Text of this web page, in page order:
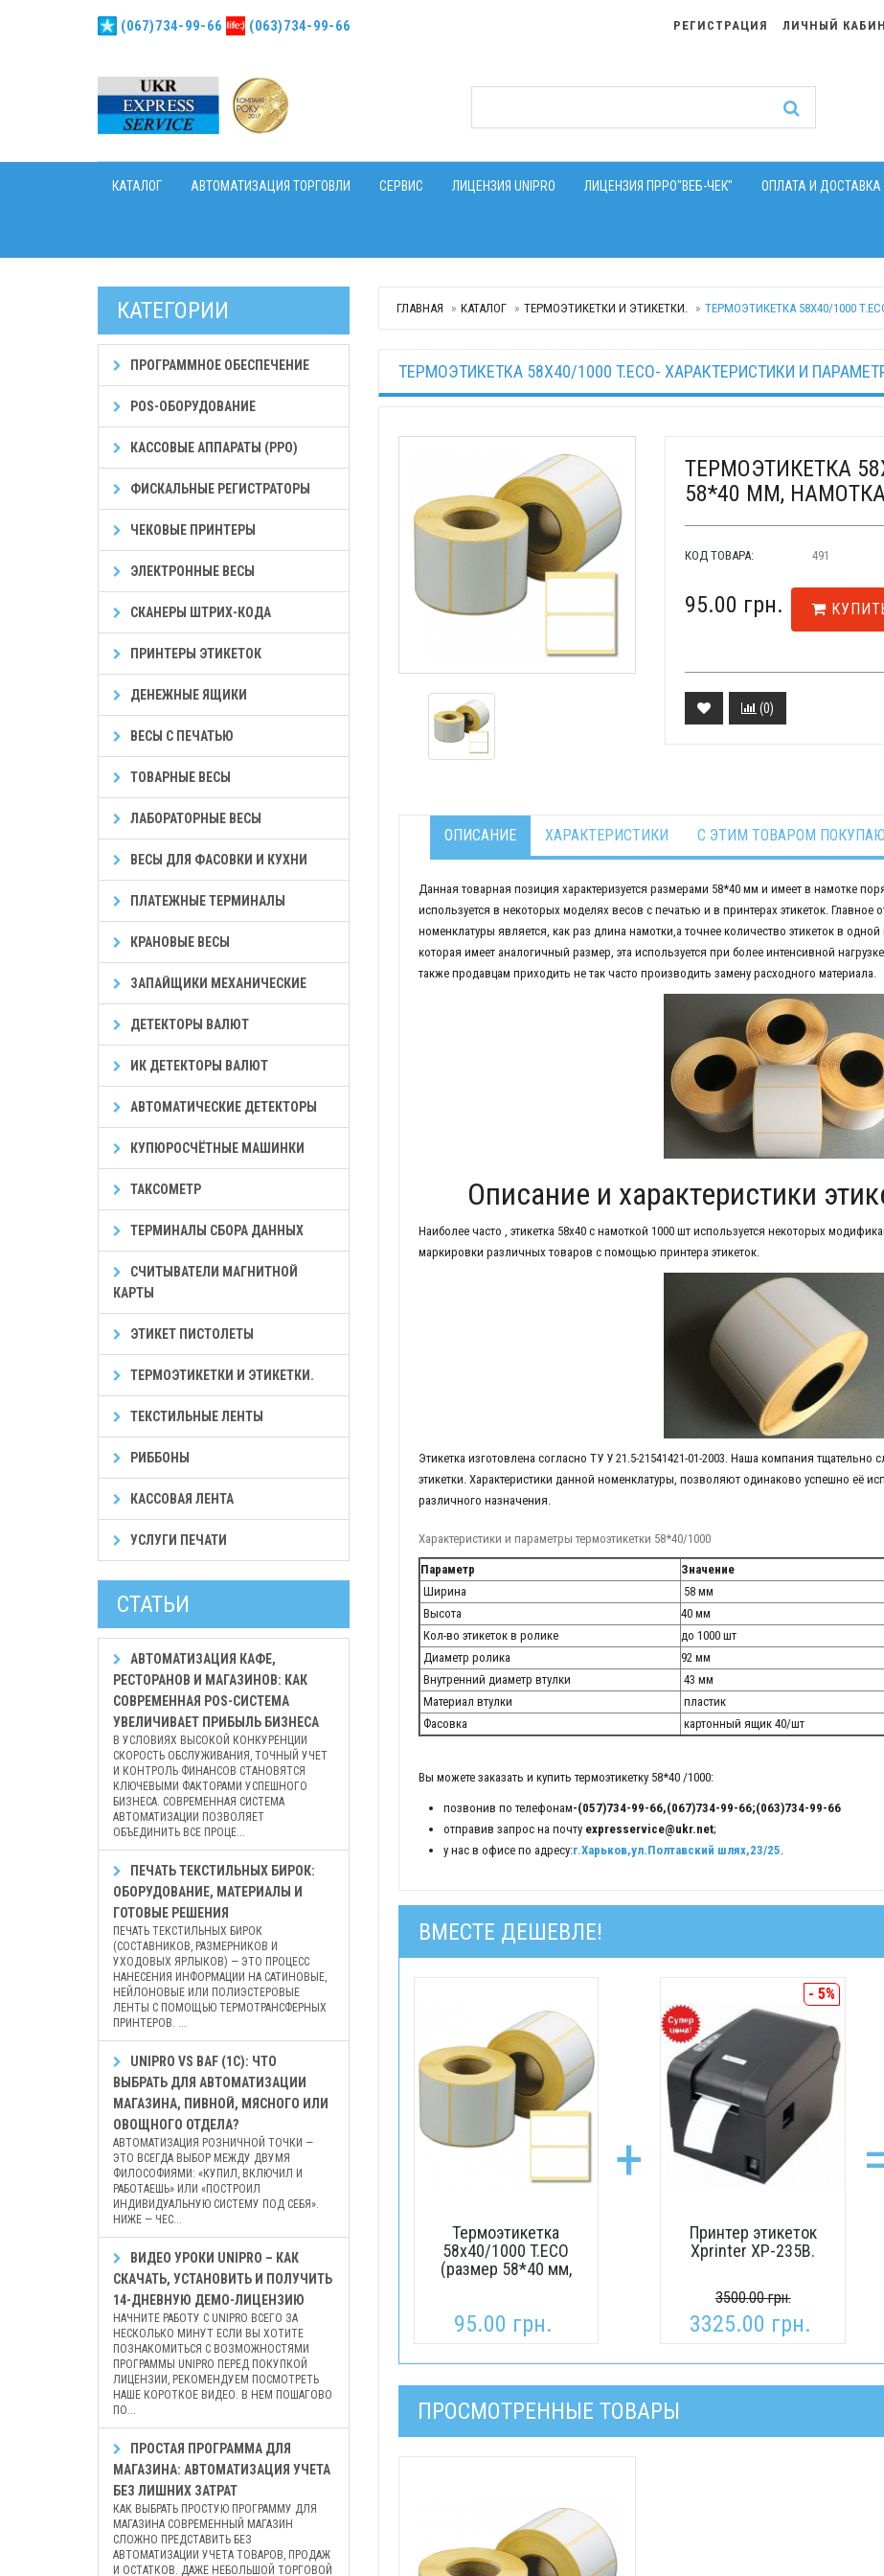
(067)734-99-66 (063)734-99-66 ЛИЧНЫЙ
РЕГИСТРАЦИЯ
КАТАЛОГ АВТОМАТИЗАЦИЯ ТОРГОВЛИ СЕРВИС ЛИЦЕНЗИЯ UNIPRO ЛИЦЕНЗИЯ ПРРО"ВЕБ-ЧЕК" ОПЛАТА И ДОСТАВКА
ГЛАВНАЯ КАТАЛОГ ТЕРМОЭТИКЕТКИ И ЭТИКЕТКИ. ТЕРМОЭТИКЕТКА 58Х40/1000
ТЕРМОЭТИКЕТКА 58Х40/1000 T.ECO- ХАРАКТЕРИСТИКИ И
ТЕРМОЭТИКЕТКА
58*40 ММ,
КОД ТОВАРА: 491
95.00 грн.
(0)
ОПИСАНИЕ ХАРАКТЕРИСТИКИ С ЭТИМ ТОВАРОМ
Данная товарная позиция характеризуется размерами 58*40 мм и имеет в намотке
используется в некоторых моделях весов с печатью и в принтерах этикеток. Главное
номенклатуры является, как раз длина намотки,а точнее количество этикеток в
которая имеет аналогичный размер, эта используется при более интенсивной
также продавцам приходить не так часто производить замену расходного материала.
Описание и характеристики
Наиболее часто , этикетка 58х40 с намоткой 1000 шт используется некоторых
маркировки различных товаров с помощью принтера этикеток.
Этикетка изготовлена согласно ТУ У 21.5-21541421-01-2003. Наша компания тщательно
этикетки. Характеристики данной номенклатуры, позволяют одинаково успешно её
различного назначения.
Характеристики и параметры термоэтикетки 58*40/1000
Параметр
Значение
Ширина
58 мм
Высота
40 мм
Кол-во этикеток в ролике
до 1000 шт
Диаметр ролика
92 мм
Внутренний диаметр втулки
43 мм
Материал втулки
пластик
Фасовка
картонный ящик 40/шт
Вы можете заказать и купить термоэтикетку 58*40 /1000:
позвонив по телефонам-(057)734-99-66,(067)734-99-66;(063)734-99-66
отправив запрос на почту expresservice@ukr.net;
у нас в офисе по адресу:г.Харьков,ул.Полтавский шлях,23/25.
ВМЕСТЕ ДЕШЕВЛЕ!
Термоэтикетка
58х40/1000 T.ECO
(размер 58*40 мм,
95.00 грн.
+
- 5%
Принтер этикеток
Xprinter XP-235B.
3500.00 грн.
3325.00 грн.
ПРОСМОТРЕННЫЕ ТОВАРЫ
КАТЕГОРИИ
ПРОГРАММНОЕ ОБЕСПЕЧЕНИЕ
POS-ОБОРУДОВАНИЕ
КАССОВЫЕ АППАРАТЫ (РРО)
ФИСКАЛЬНЫЕ РЕГИСТРАТОРЫ
ЧЕКОВЫЕ ПРИНТЕРЫ
ЭЛЕКТРОННЫЕ ВЕСЫ
СКАНЕРЫ ШТРИХ-КОДА
ПРИНТЕРЫ ЭТИКЕТОК
ДЕНЕЖНЫЕ ЯЩИКИ
ВЕСЫ С ПЕЧАТЬЮ
ТОВАРНЫЕ ВЕСЫ
ЛАБОРАТОРНЫЕ ВЕСЫ
ВЕСЫ ДЛЯ ФАСОВКИ И КУХНИ
ПЛАТЕЖНЫЕ ТЕРМИНАЛЫ
КРАНОВЫЕ ВЕСЫ
ЗАПАЙЩИКИ МЕХАНИЧЕСКИЕ
ДЕТЕКТОРЫ ВАЛЮТ
ИК ДЕТЕКТОРЫ ВАЛЮТ
АВТОМАТИЧЕСКИЕ ДЕТЕКТОРЫ
КУПЮРОСЧЁТНЫЕ МАШИНКИ
ТАКСОМЕТР
ТЕРМИНАЛЫ СБОРА ДАННЫХ
СЧИТЫВАТЕЛИ МАГНИТНОЙ
КАРТЫ
ЭТИКЕТ ПИСТОЛЕТЫ
ТЕРМОЭТИКЕТКИ И ЭТИКЕТКИ.
ТЕКСТИЛЬНЫЕ ЛЕНТЫ
РИББОНЫ
КАССОВАЯ ЛЕНТА
УСЛУГИ ПЕЧАТИ
СТАТЬИ
АВТОМАТИЗАЦИЯ КАФЕ,
РЕСТОРАНОВ И МАГАЗИНОВ: КАК
СОВРЕМЕННАЯ POS-СИСТЕМА
УВЕЛИЧИВАЕТ ПРИБЫЛЬ БИЗНЕСА
В УСЛОВИЯХ ВЫСОКОЙ КОНКУРЕНЦИИ
СКОРОСТЬ ОБСЛУЖИВАНИЯ, ТОЧНЫЙ УЧЕТ
И КОНТРОЛЬ ФИНАНСОВ СТАНОВЯТСЯ
КЛЮЧЕВЫМИ ФАКТОРАМИ УСПЕШНОГО
БИЗНЕСА. СОВРЕМЕННАЯ СИСТЕМА
АВТОМАТИЗАЦИИ ПОЗВОЛЯЕТ
ОБЪЕДИНИТЬ ВСЕ ПРОЦЕ...
ПЕЧАТЬ ТЕКСТИЛЬНЫХ БИРОК:
ОБОРУДОВАНИЕ, МАТЕРИАЛЫ И
ГОТОВЫЕ РЕШЕНИЯ
ПЕЧАТЬ ТЕКСТИЛЬНЫХ БИРОК
(СОСТАВНИКОВ, РАЗМЕРНИКОВ И
УХОДОВЫХ ЯРЛЫКОВ) — ЭТО ПРОЦЕСС
НАНЕСЕНИЯ ИНФОРМАЦИИ НА САТИНОВЫЕ,
НЕЙЛОНОВЫЕ ИЛИ ПОЛИЭСТЕРОВЫЕ
ЛЕНТЫ С ПОМОЩЬЮ ТЕРМОТРАНСФЕРНЫХ
ПРИНТЕРОВ. ...
UNIPRO VS BAF (1С): ЧТО
ВЫБРАТЬ ДЛЯ АВТОМАТИЗАЦИИ
МАГАЗИНА, ПИВНОЙ, МЯСНОГО ИЛИ
ОВОЩНОГО ОТДЕЛА?
АВТОМАТИЗАЦИЯ РОЗНИЧНОЙ ТОЧКИ —
ЭТО ВСЕГДА ВЫБОР МЕЖДУ ДВУМЯ
ФИЛОСОФИЯМИ: «КУПИЛ, ВКЛЮЧИЛ И
РАБОТАЕШЬ» ИЛИ «ПОСТРОИЛ
ИНДИВИДУАЛЬНУЮ СИСТЕМУ ПОД СЕБЯ».
НИЖЕ — ЧЕС...
ВИДЕО УРОКИ UNIPRO – КАК
СКАЧАТЬ, УСТАНОВИТЬ И ПОЛУЧИТЬ
14-ДНЕВНУЮ ДЕМО-ЛИЦЕНЗИЮ
НАЧНИТЕ РАБОТУ С UNIPRO ВСЕГО ЗА
НЕСКОЛЬКО МИНУТ ЕСЛИ ВЫ ХОТИТЕ
ПОЗНАКОМИТЬСЯ С ВОЗМОЖНОСТЯМИ
ПРОГРАММЫ UNIPRO ПЕРЕД ПОКУПКОЙ
ЛИЦЕНЗИИ, РЕКОМЕНДУЕМ ПОСМОТРЕТЬ
НАШЕ КОРОТКОЕ ВИДЕО. В НЕМ ПОШАГОВО
ПО...
ПРОСТАЯ ПРОГРАММА ДЛЯ
МАГАЗИНА: АВТОМАТИЗАЦИЯ УЧЕТА
БЕЗ ЛИШНИХ ЗАТРАТ
КАК ВЫБРАТЬ ПРОСТУЮ ПРОГРАММУ ДЛЯ
МАГАЗИНА СОВРЕМЕННЫЙ МАГАЗИН
СЛОЖНО ПРЕДСТАВИТЬ БЕЗ
АВТОМАТИЗАЦИИ УЧЕТА ТОВАРОВ, ПРОДАЖ
И ОСТАТКОВ. ДАЖЕ НЕБОЛЬШОЙ ТОРГОВОЙ